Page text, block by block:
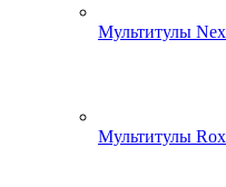
Мультитулы
Мультитулы